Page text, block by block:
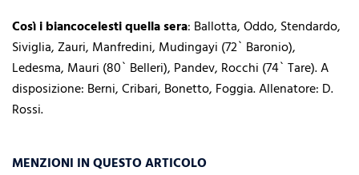
Così i biancocelesti quella sera: Ballotta, Oddo, Stendardo,
Siviglia, Zauri, Manfredini, Mudingayi (72` Baronio),
Ledesma, Mauri (80` Belleri), Pandev, Rocchi (74` Tare). A
disposizione: Berni, Cribari, Bonetto, Foggia. Allenatore: D.
Rossi.
MENZIONI IN QUESTO ARTICOLO